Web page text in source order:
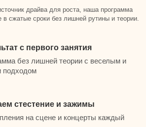
драйва для роста, наша программа
в сжатые сроки без лишней рутины и теории.
с первого занятия
без лишней теории с веселым и
подходом
стестение и зажимы
на сцене и концерты каждый